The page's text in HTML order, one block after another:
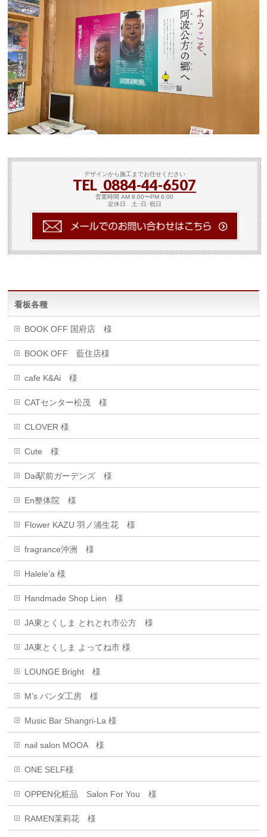
デザインから施工までお任せください
TEL 0884-44-6507
営業時間 AM 9:00〜PM 6:00
定休日 土･日･祝日
看板各種
BOOK OFF 国府店 様
BOOK OFF 藍住店様
cafe K&Ai 様
CATセンター松茂 様
CLOVER 様
Cute 様
Dai駅前ガーデンズ 様
En整体院 様
Flower KAZU 羽ノ浦生花 様
fragrance沖洲 様
Halele’a 様
Handmade Shop Lien 様
JA東とくしま とれとれ市公方 様
JA東とくしま よってね市 様
LOUNGE Bright 様
M’s パンダ工房 様
Music Bar Shangri-La 様
nail salon MOOA 様
ONE SELF様
OPPEN化粧品 Salon For You 様
RAMEN茉莉花 様